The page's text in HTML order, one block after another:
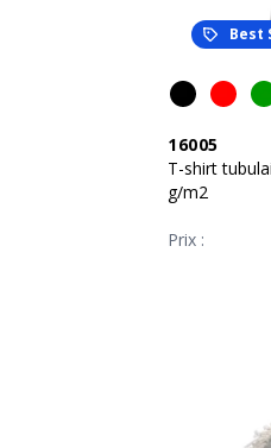
Best
16005
T-shirt
g/m2
Prix :